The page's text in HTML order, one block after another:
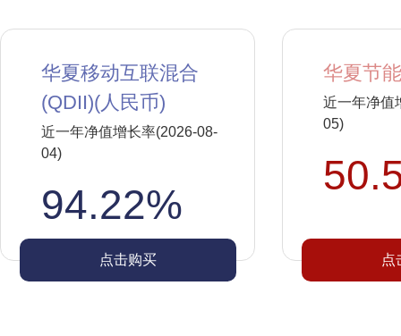
华夏移动互联混合
(QDII)(人民币)
近一年净值增长率(2026-08-
04)
94.22%
点击购买
华夏节
近一年净值
05)
点